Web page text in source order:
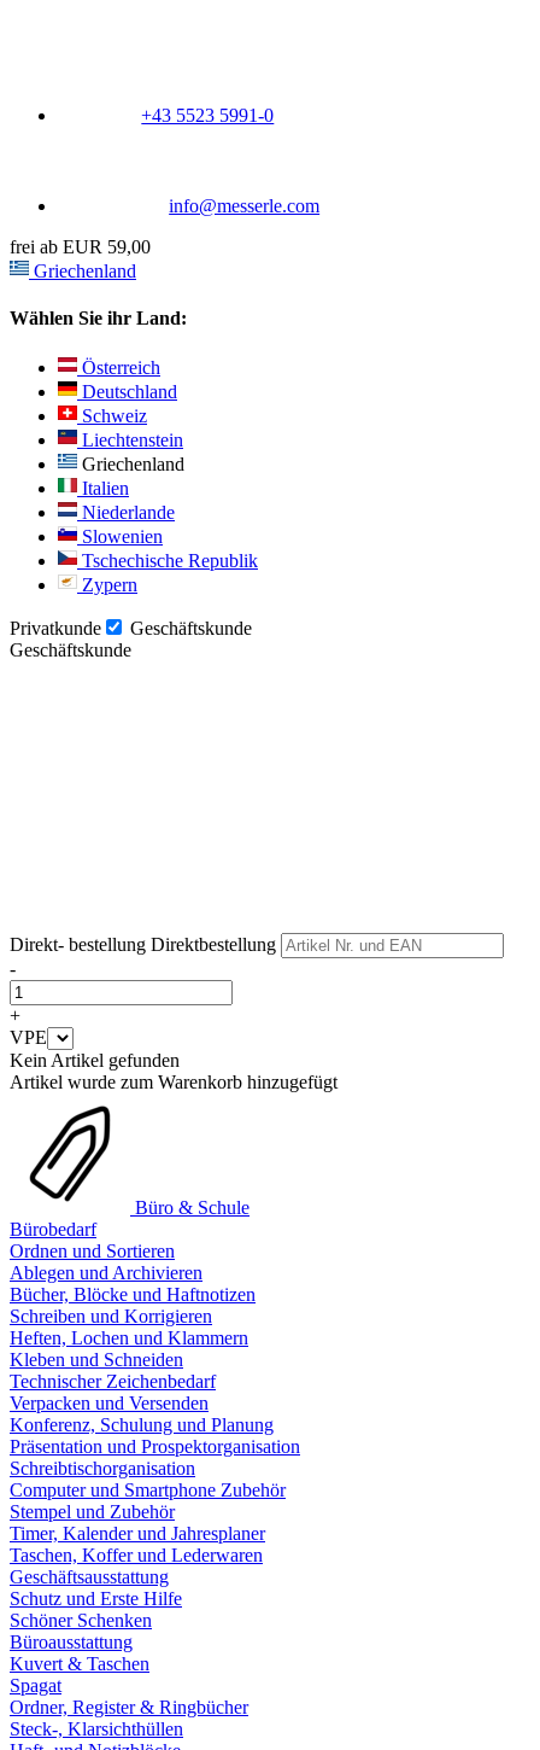
+43 5523 5991-0
info@messerle.com
frei ab EUR 59,00
Griechenland
Wählen Sie ihr Land:
Österreich
Deutschland
Schweiz
Liechtenstein
Griechenland
Italien
Niederlande
Slowenien
Tschechische Republik
Zypern
Privatkunde
Geschäftskunde
Geschäftskunde
Direkt- bestellung Direktbestellung
-
+
VPE
Kein Artikel gefunden
Artikel wurde zum Warenkorb hinzugefügt
Büro & Schule
Bürobedarf
Ordnen und Sortieren
Ablegen und Archivieren
Bücher, Blöcke und Haftnotizen
Schreiben und Korrigieren
Heften, Lochen und Klammern
Kleben und Schneiden
Technischer Zeichenbedarf
Verpacken und Versenden
Konferenz, Schulung und Planung
Präsentation und Prospektorganisation
Schreibtischorganisation
Computer und Smartphone Zubehör
Stempel und Zubehör
Timer, Kalender und Jahresplaner
Taschen, Koffer und Lederwaren
Geschäftsausstattung
Schutz und Erste Hilfe
Schöner Schenken
Büroausstattung
Kuvert & Taschen
Spagat
Ordner, Register & Ringbücher
Steck-, Klarsichthüllen